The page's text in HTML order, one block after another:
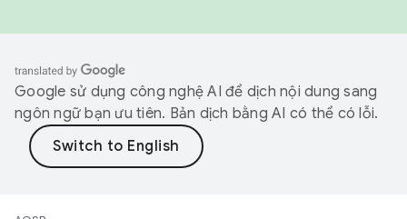
Google sử dụng công nghệ AI để dịch nội dung sang
ngôn ngữ bạn ưu tiên. Bản dịch bằng AI có thể có lỗi.